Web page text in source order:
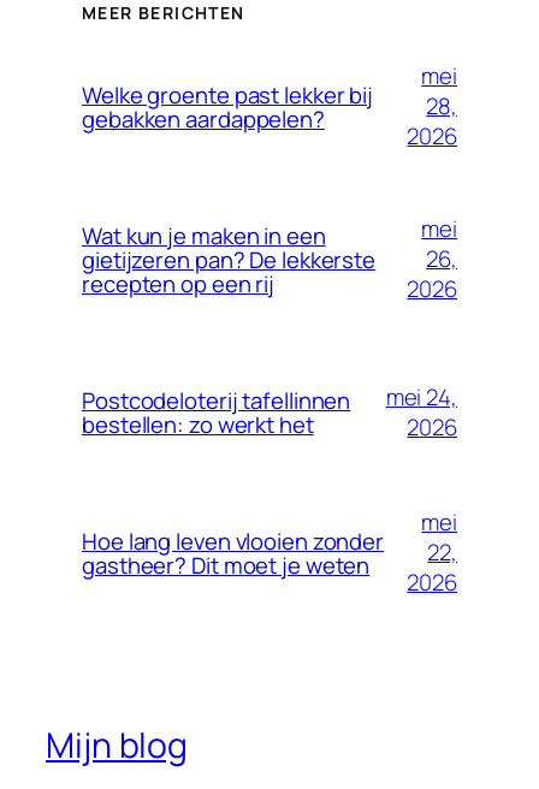
MEER BERICHTEN
Welke groente past lekker bij
gebakken aardappelen?
mei
28,
2026
Wat kun je maken in een
gietijzeren pan? De lekkerste
recepten op een rij
mei
26,
2026
Postcodeloterij tafellinnen
bestellen: zo werkt het
mei 24,
2026
Hoe lang leven vlooien zonder
gastheer? Dit moet je weten
mei
22,
2026
Mijn blog